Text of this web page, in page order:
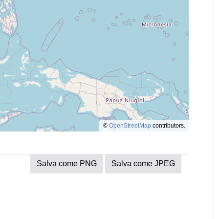
© OpenStreetMap contributors.
Salva come PNG Salva come JPEG